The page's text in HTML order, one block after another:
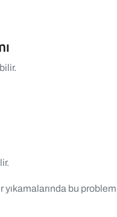
yıkamalarında bu problem